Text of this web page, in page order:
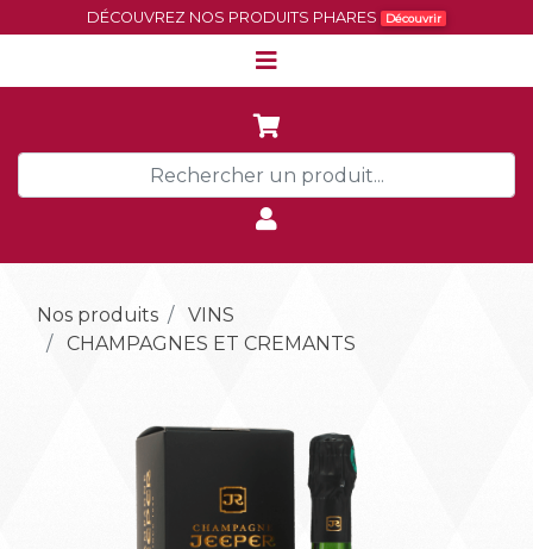
DÉCOUVREZ NOS PRODUITS PHARES Découvrir
Nos produits
VINS
CHAMPAGNES ET CREMANTS